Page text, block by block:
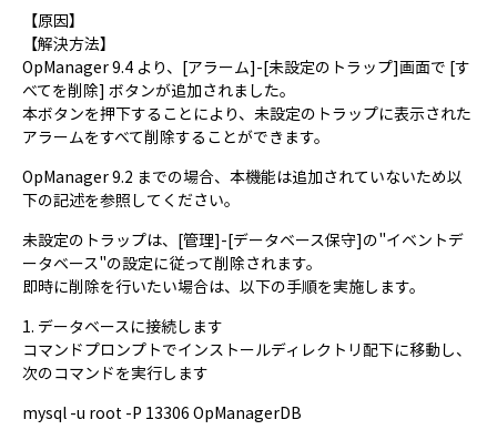
【原因】
【解決方法】
OpManager 9.4 より、[アラーム]-[未設定のトラップ]画面で [す
べてを削除] ボタンが追加されました。
本ボタンを押下することにより、未設定のトラップに表示された
アラームをすべて削除することができます。
OpManager 9.2 までの場合、本機能は追加されていないため以
下の記述を参照してください。
未設定のトラップは、[管理]-[データベース保守]の"イベントデ
ータベース"の設定に従って削除されます。
即時に削除を行いたい場合は、以下の手順を実施します。
1. データベースに接続します
コマンドプロンプトでインストールディレクトリ配下に移動し、
次のコマンドを実行します
mysql -u root -P 13306 OpManagerDB